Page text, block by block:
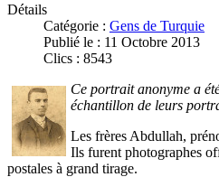
Détails
Catégorie : Gens de Turquie
Publié le : 11 Octobre 2013
Clics : 8543
Ce portrait anonyme a
échantillon de leurs
Les frères Abdullah,
Ils furent photographes
postales à grand tirage.